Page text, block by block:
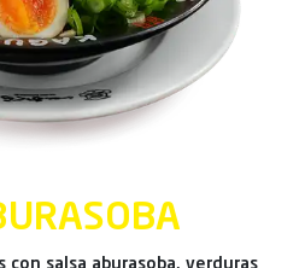
con salsa aburasoba, verduras